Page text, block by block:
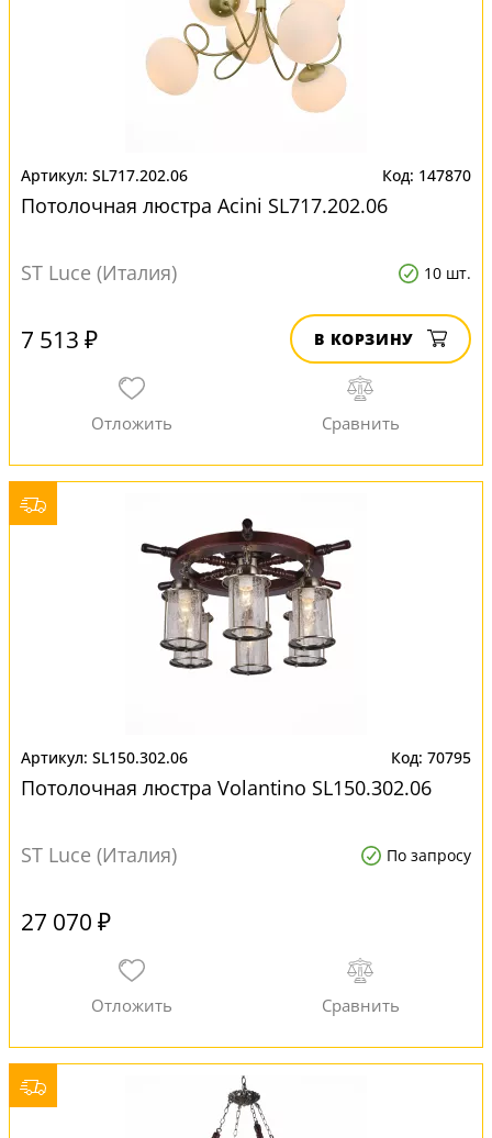
SL717.202.06 147870
Потолочная люстра Acini SL717.202.06
ST Luce (Италия) 10 шт.
7 513 ₽ В КОРЗИНУ
SL150.302.06 70795
Потолочная люстра Volantino SL150.302.06
ST Luce (Италия) По запросу
27 070 ₽